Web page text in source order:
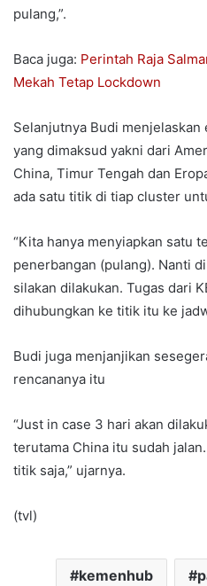
pulang,”.
Baca juga: Perintah Raja
Mekah Tetap Lockdown
Selanjutnya Budi
yang dimaksud yakni dari
China, Timur Tengah dan
ada satu titik di tiap cluster
“Kita hanya menyiapkan satu
penerbangan (pulang). Nanti
silakan dilakukan. Tugas dari
dihubungkan ke titik itu ke
Budi juga menjanjikan
rencananya itu
“Just in case 3 hari akan
terutama China itu sudah
titik saja,” ujarnya.
(tvl)
kemenhub